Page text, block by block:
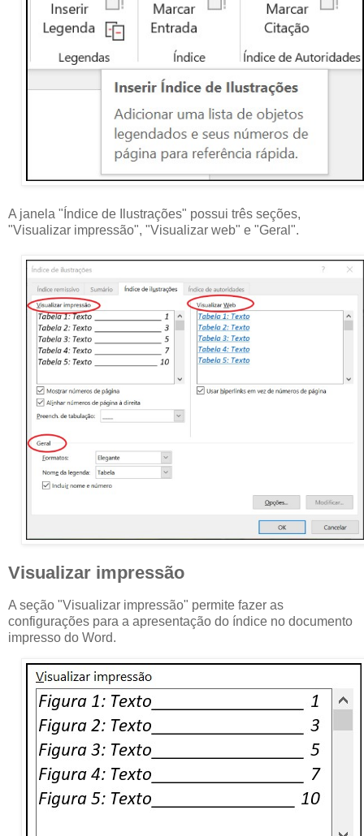
A janela "Índice de Ilustrações" possui três seções,
"Visualizar impressão", "Visualizar web" e "Geral".
Visualizar impressão
A seção "Visualizar impressão" permite fazer as
configurações para a apresentação do índice no documento
impresso do Word.